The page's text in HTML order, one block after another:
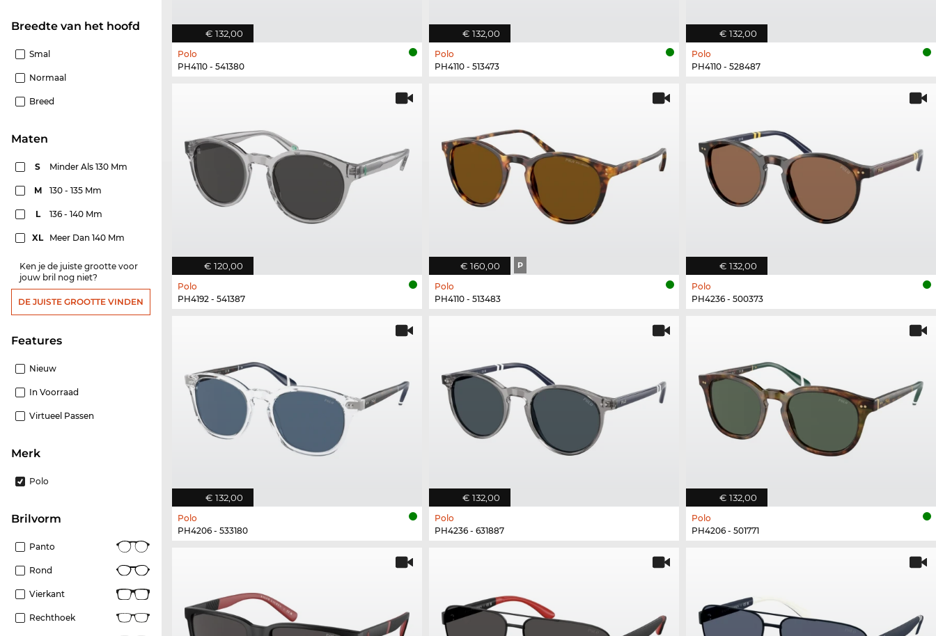
Breedte van het hoofd
Smal
Normaal
Breed
Maten
S Minder Als 130 Mm
M 130 - 135 Mm
L 136 - 140 Mm
XL Meer Dan 140 Mm
Ken je de juiste grootte voor
jouw bril nog niet?
DE JUISTE GROOTTE VINDEN
features
Nieuw
In Voorraad
Virtueel Passen
Merk
Polo
Brilvorm
Panto
Rond
Vierkant
Rechthoek
€ 132,00
Polo
PH4110 - 541380
€ 132,00
Polo
PH4110 - 513473
€ 132,00
Polo
PH4110 - 528487
€ 120,00
Polo
PH4192 - 541387
€ 160,00 P
Polo
PH4110 - 513483
€ 132,00
Polo
PH4236 - 500373
€ 132,00
Polo
PH4206 - 533180
€ 132,00
Polo
PH4236 - 631887
€ 132,00
Polo
PH4206 - 501771